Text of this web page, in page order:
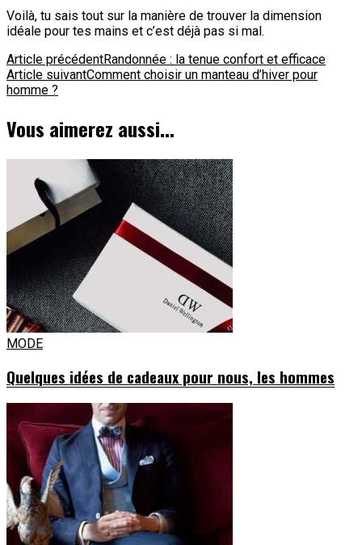
Voilà, tu sais tout sur la manière de trouver la dimension
idéale pour tes mains et c’est déjà pas si mal.
Navigation
d'article
Article précédentRandonnée : la tenue confort et efficace
Article suivantComment choisir un manteau d’hiver pour
homme ?
Vous aimerez aussi...
MODE
Quelques idées de cadeaux pour nous, les hommes